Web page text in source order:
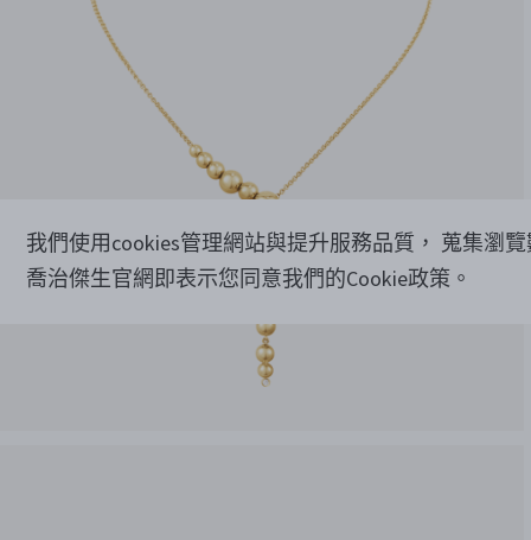
我們使用cookies管理網站與提升服務品質， 蒐集瀏
喬治傑生官網即表示您同意我們的Cookie政策。